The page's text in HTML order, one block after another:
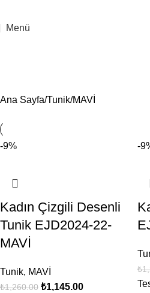
Menü
Ana Sayfa Tunik MAVİ
-9%
Kadın Çizgili Desenli
Tunik EJD2024-22-
MAVİ
Tunik, MAVİ
₺1,260.00 ₺1,145.00
-
₺